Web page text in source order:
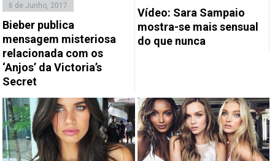
6 de Junho, 2017
Bieber publica
mensagem misteriosa
relacionada com os
‘Anjos’ da Victoria’s
Secret
Vídeo: Sara Sampaio
mostra-se mais sensual
do que nunca